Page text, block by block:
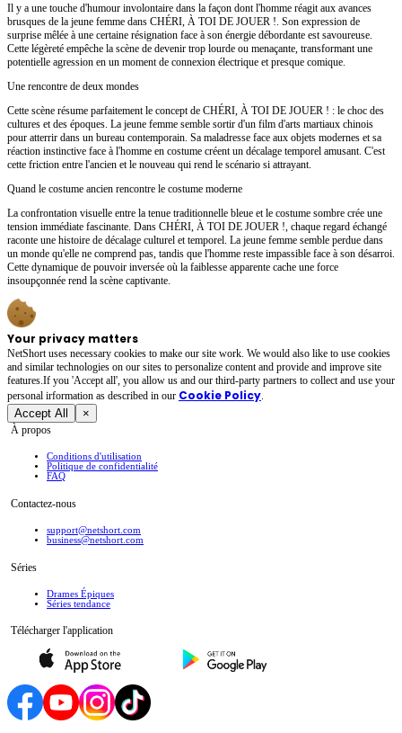
Il y a une touche d'humour involontaire dans la façon dont l'homme réagit aux avances
brusques de la jeune femme dans CHÉRI, À TOI DE JOUER !. Son expression de
surprise mêlée à une certaine résignation face à son énergie débordante est savoureuse.
Cette légèreté empêche la scène de devenir trop lourde ou menaçante, transformant une
potentielle agression en un moment de connexion électrique et presque comique.
Une rencontre de deux mondes
Cette scène résume parfaitement le concept de CHÉRI, À TOI DE JOUER ! : le choc des
cultures et des époques. La jeune femme semble sortir d'un film d'arts martiaux chinois
pour atterrir dans un bureau contemporain. Sa maladresse face aux objets modernes et sa
réaction instinctive face à l'homme en costume créent un décalage temporel amusant. C'est
cette friction entre l'ancien et le nouveau qui rend le scénario si attrayant.
Quand le costume ancien rencontre le costume moderne
La confrontation visuelle entre la tenue traditionnelle bleue et le costume sombre crée une
tension immédiate fascinante. Dans CHÉRI, À TOI DE JOUER !, chaque regard échangé
raconte une histoire de décalage culturel et temporel. La jeune femme semble perdue dans
un monde qu'elle ne comprend pas, tandis que l'homme reste impassible face à son désarroi.
Cette dynamique de pouvoir inversée où la faiblesse apparente cache une force
insoupçonnée rend la scène captivante.
Your privacy matters
NetShort uses necessary cookies to make our site work. We would also like to use cookies
and similar technologies on our sites to personalize content and provide and improve site
features.If you 'Accept all', you allow us and our third-party partners to collect and use your
personal irformation as described in our Cookie Policy.
Accept All ×
À propos
Conditions d'utilisation
Politique de confidentialité
FAQ
Contactez-nous
support@netshort.com
business@netshort.com
Séries
Drames Épiques
Séries tendance
Télécharger l'application